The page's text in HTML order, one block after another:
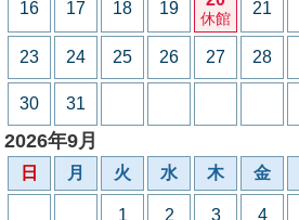
16 17 18 19
休館
21
23 24 25 26 27 28
30 31
2026年9月
日 月 火 水 木 金
1 2 3 4